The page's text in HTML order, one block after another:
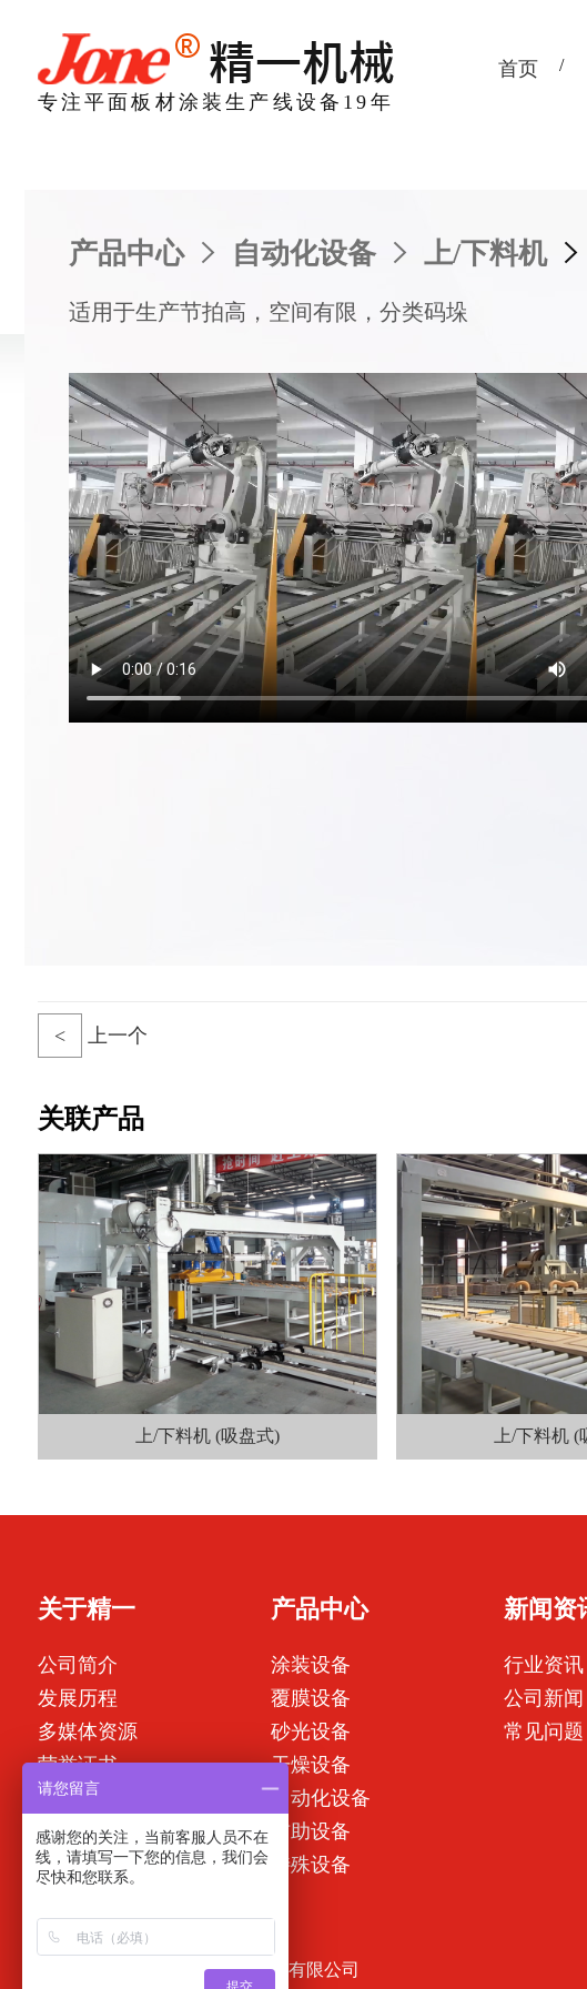
专注平面板材涂装生产线设备19年
首页
产品中心 > 自动化设备 > 上/下料机 >
适用于生产节拍高，空间有限，分类码垛
< 上一个
关联产品
上/下料机 (吸盘式) 上/下料机
关于精一
公司简介
发展历程
多媒体资源
荣誉证书
合作伙伴
产品中心
涂装设备
覆膜设备
砂光设备
干燥设备
自动化设备
辅助设备
特殊设备
新闻资
行业资讯
公司新闻
常见问题
版权所有 © 2023 精一机械(中山)有限公司
请您留言
感谢您的关注，当前客服人员不在
线，请填写一下您的信息，我们会
尽快和您联系。